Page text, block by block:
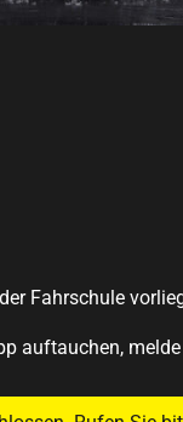
Fahrschule
auftauchen,